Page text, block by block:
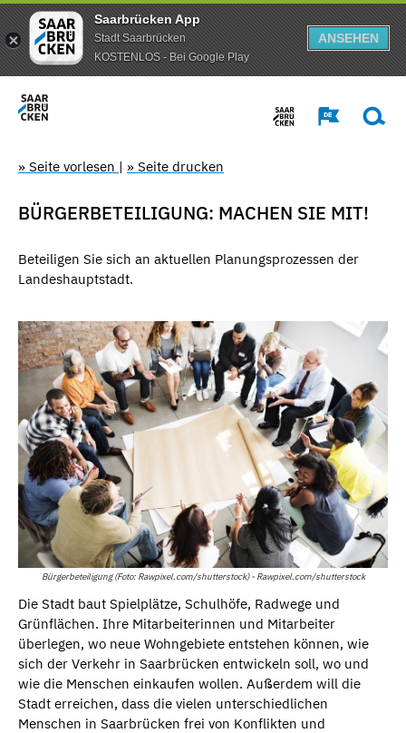
Saarbrücken App
Stadt Saarbrücken
KOSTENLOS - Bei Google Play
ANSEHEN
» Seite vorlesen | » Seite drucken
BÜRGERBETEILIGUNG: MACHEN SIE MIT!
Beteiligen Sie sich an aktuellen Planungsprozessen der
Landeshauptstadt.
Bürgerbeteiligung (Foto: Rawpixel.com/shutterstock) - Rawpixel.com/shutterstock
Die Stadt baut Spielplätze, Schulhöfe, Radwege und
Grünflächen. Ihre Mitarbeiterinnen und Mitarbeiter
überlegen, wo neue Wohngebiete entstehen können, wie
sich der Verkehr in Saarbrücken entwickeln soll, wo und
wie die Menschen einkaufen wollen. Außerdem will die
Stadt erreichen, dass die vielen unterschiedlichen
Menschen in Saarbrücken frei von Konflikten und